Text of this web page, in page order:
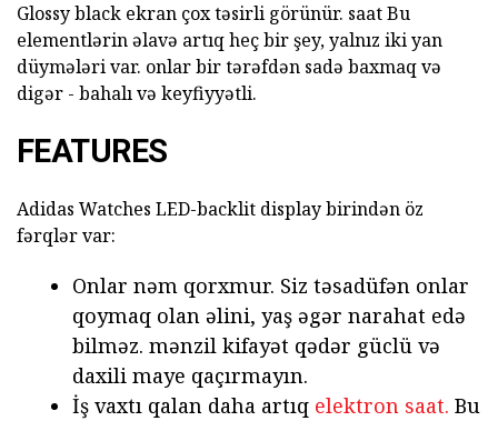
Glossy black ekran çox təsirli görünür. saat Bu
elementlərin əlavə artıq heç bir şey, yalnız iki yan
düymələri var. onlar bir tərəfdən sadə baxmaq və
digər - bahalı və keyfiyyətli.
FEATURES
Adidas Watches LED-backlit display birindən öz
fərqlər var:
Onlar nəm qorxmur. Siz təsadüfən onlar
qoymaq olan əlini, yaş əgər narahat edə
bilməz. mənzil kifayət qədər güclü və
daxili maye qaçırmayın.
İş vaxtı qalan daha artıq elektron saat. Bu